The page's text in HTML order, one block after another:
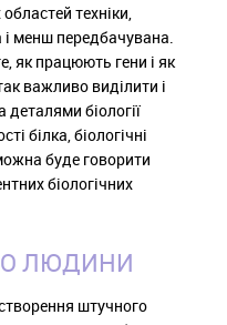
техніки,
і менш передбачувана.
як працюють гени і як
важливо виділити і
деталями біології
білка, біологічні
буде говорити
біологічних
ЛЮДИНИ
штучного